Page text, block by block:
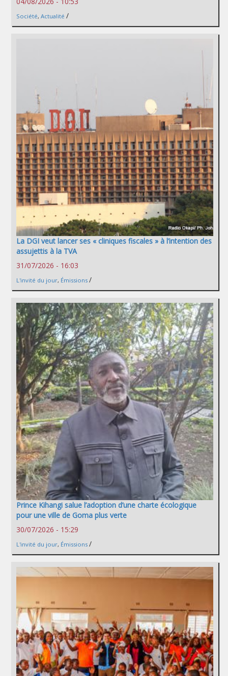
Société, Actualité /
La DGI veut lancer ses « cliniques fiscales » à l’intention des
assujettis à la TVA
31/07/2026 - 16:03
L'invité du jour, Émissions /
Prince Kihangi salue l’adoption d’une charte écologique
pour une ville de Goma plus verte
30/07/2026 - 15:29
L'invité du jour, Émissions /